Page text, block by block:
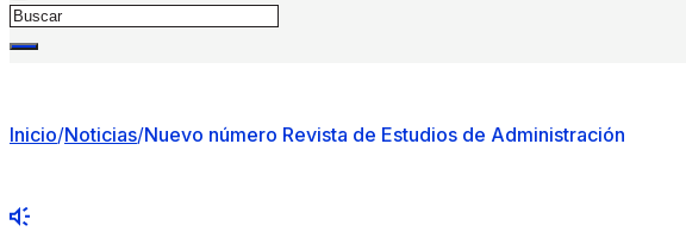
Buscar
Inicio/Noticias/Nuevo número Revista de Estudios de Administración